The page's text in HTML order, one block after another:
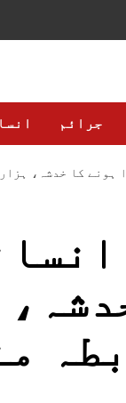
جرائم
ہونے کا خدشہ،